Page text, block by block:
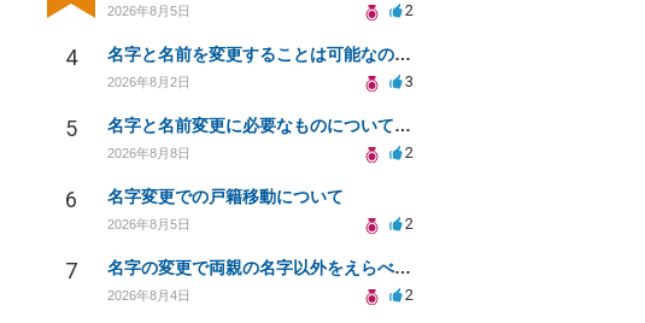
2026年8月5日 2
4 名字と名前を変更することは可能なのか？
2026年8月2日 3
5 名字と名前変更に必要なものについて知りたい
2026年8月8日 2
6 名字変更での戸籍移動について
2026年8月5日 2
7 名字の変更で両親の名字以外をえらべるのか？
2026年8月4日 2